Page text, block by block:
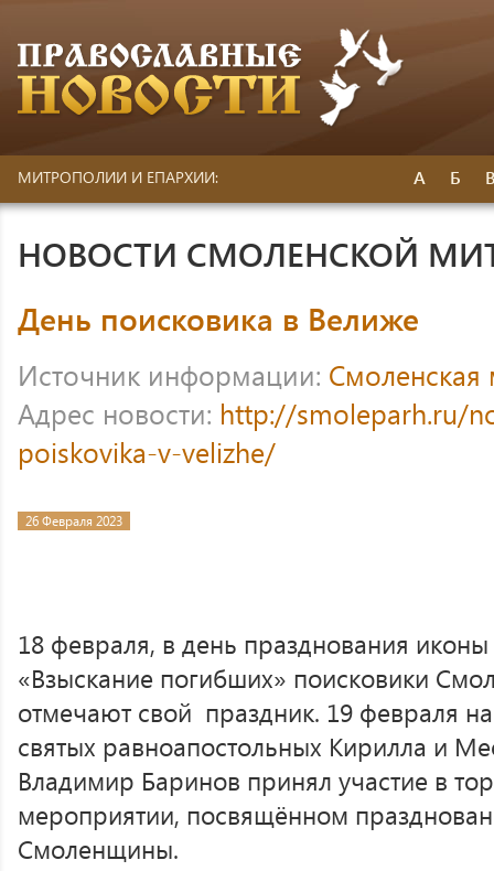
МИТРОПОЛИИ И ЕПАРХИИ: А Б
НОВОСТИ СМОЛЕНСКОЙ
День поисковика в Велиже
Источник информации:
Адрес новости: http://smoleparh.ru/
poiskovika-v-velizhe/
26 Февраля 2023
18 февраля, в день празднования
«Взыскание погибших» поисковики
отмечают свой праздник. 19 февраля
святых равноапостольных Кирилла и
Владимир Баринов принял участие в
мероприятии, посвящённом
Смоленщины.